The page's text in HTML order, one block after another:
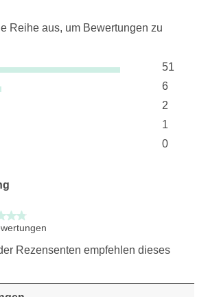
Reihe aus, um Bewertungen zu
51
51
6
6
2
2
1
1
0
Rezensenten empfehlen dieses